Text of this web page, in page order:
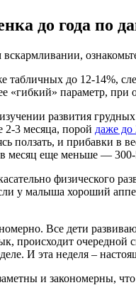
до года по
до 12-14%,
«гибкий» параметр, при
развития
2-3 месяца, порой даже до
ползать, и прибавки в
еще меньше — 300-
физического
у малыша хороший
Все дети
происходит
И эта неделя –
и закономерны,